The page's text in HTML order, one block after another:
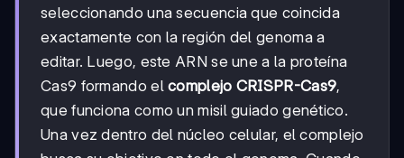
seleccionando una secuencia que coincida
exactamente con la región del genoma a
editar. Luego, este ARN se une a la proteína
Cas9 formando elcomplejo CRISPR-Cas9,
que funciona como un misil guiado genético.
Una vez dentro del núcleo celular, el complejo